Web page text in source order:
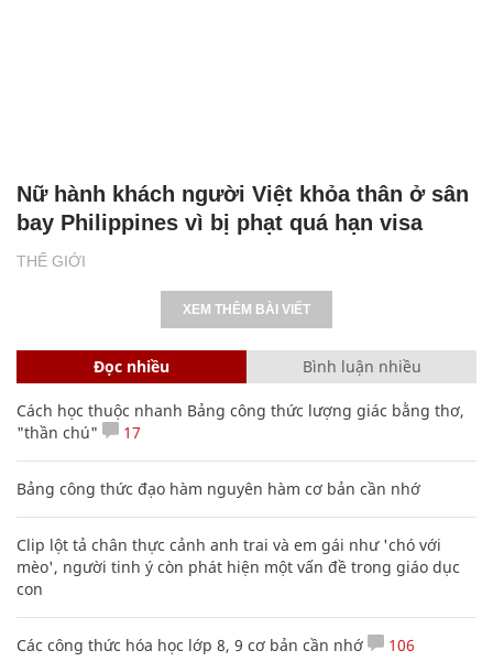
THẾ GIỚI
Nữ hành khách người Việt khỏa thân ở sân
bay Philippines vì bị phạt quá hạn visa
XEM THÊM BÀI VIẾT
Đọc nhiều Bình luận nhiều
Cách học thuộc nhanh Bảng công thức lượng giác bằng thơ,
"thần chú"
17
Bảng công thức đạo hàm nguyên hàm cơ bản cần nhớ
Clip lột tả chân thực cảnh anh trai và em gái như 'chó với
mèo', người tinh ý còn phát hiện một vấn đề trong giáo dục
con
Các công thức hóa học lớp 8, 9 cơ bản cần nhớ 106